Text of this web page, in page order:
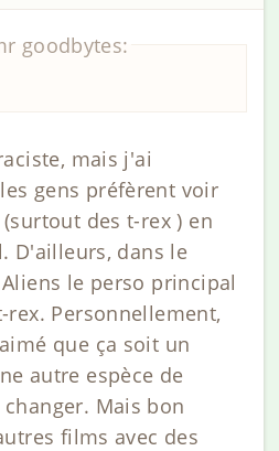
goodbytes:
mais j'ai
gens préfèrent voir
des t-rex ) en
D'ailleurs, dans le
le perso principal
rex. Personnellement,
que ça soit un
autre espèce de
Mais bon
films avec des